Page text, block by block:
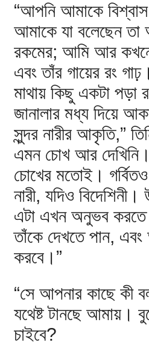
“আপনি আমাকে
আমাকে যা বলেছেন তা
রকমের; আমি আর
এবং তাঁর গায়ের রং
মাথায় কিছু একটা
জানালার মধ্য দিয়ে
সুন্দর নারীর আকৃতি,”
এমন চোখ আর দেখিনি।
চোখের মতোই।
নারী, যদিও
এটা এখন অনুভব করতে
তাঁকে দেখতে পান,
করবে।”
“সে আপনার কাছে কী
যথেষ্ট টানছে আমায়।
চাইবে?